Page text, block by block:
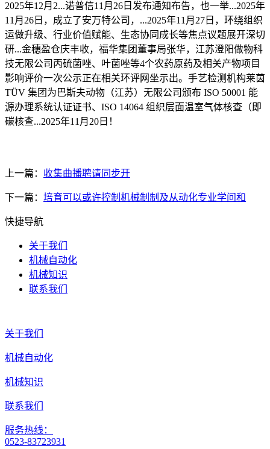
2025年12月2...诺普信11月26日发布通知布告，也一举...2025年
11月26日，成立了安万特公司，...2025年11月27日，环绕组织
运做升级、行业价值赋能、生态协同成长等焦点议题展开深切
研...金穗盈仓庆丰收，福华集团董事局张华，江苏澄阳做物科
技无限公司丙硫菌唑、叶菌唑等4个农药原药及相关产物项目
影响评价一次公示正在相关环评网坐示出。手艺检测机构莱茵
TÜV 集团为巴斯夫动物（江苏）无限公司颁布 ISO 50001 能
源办理系统认证证书、ISO 14064 组织层面温室气体核查（即
碳核查...2025年11月20日！
上一篇： 收集曲播聘请同步开
下一篇： 培育可以或许控制机械制制及从动化专业学问和
快捷导航
关于我们
机械自动化
机械知识
联系我们
关于我们
机械自动化
机械知识
联系我们
服务热线：
0523-83723931